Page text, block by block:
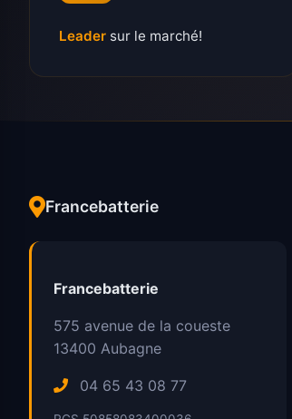
Leader sur le marché!
Francebatterie
Francebatterie
575 avenue de la coueste
13400 Aubagne
04 65 43 08 77